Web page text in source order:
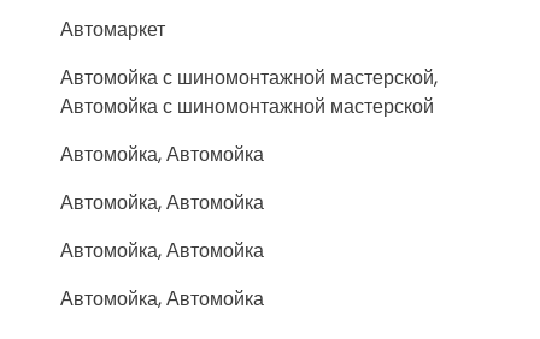
Автомаркет
Автомойка с шиномонтажной мастерской,
Автомойка с шиномонтажной мастерской
Автомойка, Автомойка
Автомойка, Автомойка
Автомойка, Автомойка
Автомойка, Автомойка